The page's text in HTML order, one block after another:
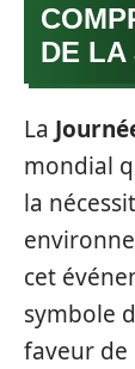
DE LA
La
mondial
la
cet
symbole
faveur de